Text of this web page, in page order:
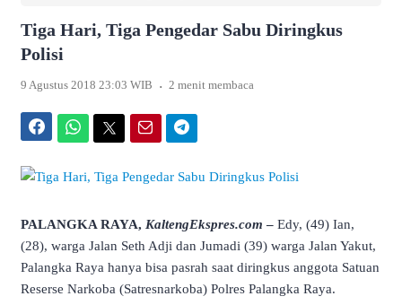
Tiga Hari, Tiga Pengedar Sabu Diringkus
Polisi
9 Agustus 2018 23:03 WIB . 2 menit membaca
PALANGKA RAYA, KaltengEkspres.com – Edy, (49) Ian,
(28), warga Jalan Seth Adji dan Jumadi (39) warga Jalan Yakut,
Palangka Raya hanya bisa pasrah saat diringkus anggota Satuan
Reserse Narkoba (Satresnarkoba) Polres Palangka Raya.